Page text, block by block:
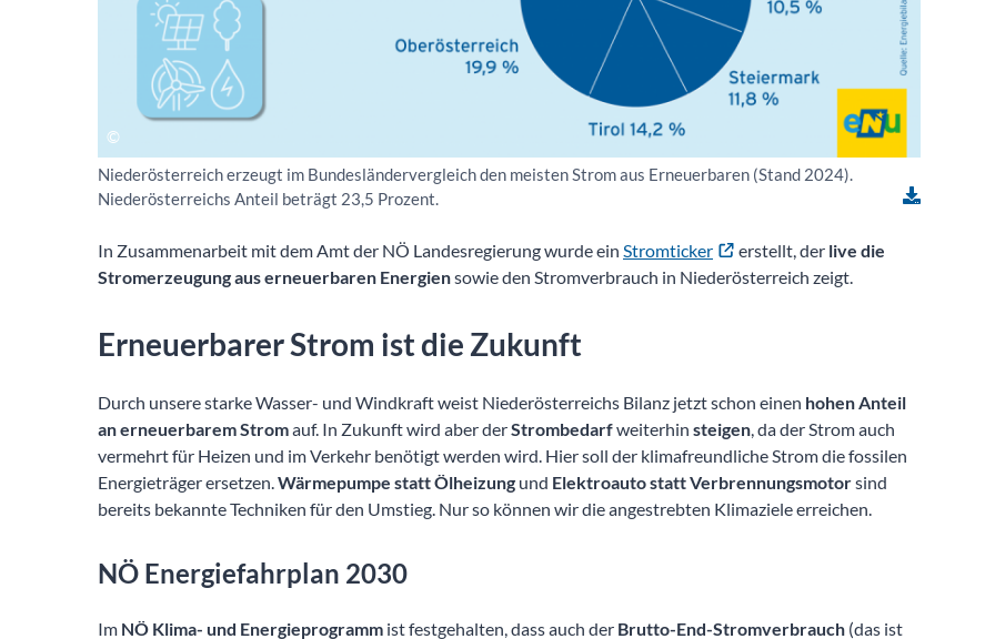
Niederösterreich erzeugt im Bundesländervergleich den meisten Strom aus Erneuerbaren (Stand 2024).
Niederösterreichs Anteil beträgt 23,5 Prozent.
In Zusammenarbeit mit dem Amt der NÖ Landesregierung wurde ein Stromticker erstellt, der live die
Stromerzeugung aus erneuerbaren Energiensowie den Stromverbrauch in Niederösterreich zeigt.
Erneuerbarer Strom ist die Zukunft
Durch unsere starke Wasser- und Windkraft weist Niederösterreichs Bilanz jetzt schon einen hohen Anteil
an erneuerbarem Strom auf. In Zukunft wird aber derStrombedarfweiterhin steigen , da der Strom auch
vermehrt für Heizen und im Verkehr benötigt werden wird. Hier soll der klimafreundliche Strom die fossilen
Energieträger ersetzen. Wärmepumpe statt Ölheizung und Elektroauto statt Verbrennungsmotorsind
bereits bekannte Techniken für den Umstieg. Nur so können wir die angestrebten Klimaziele erreichen.
NÖ Energiefahrplan 2030
Im NÖ Klima- und Energieprogramm ist festgehalten, dass auch der Brutto-End-Stromverbrauch (das ist